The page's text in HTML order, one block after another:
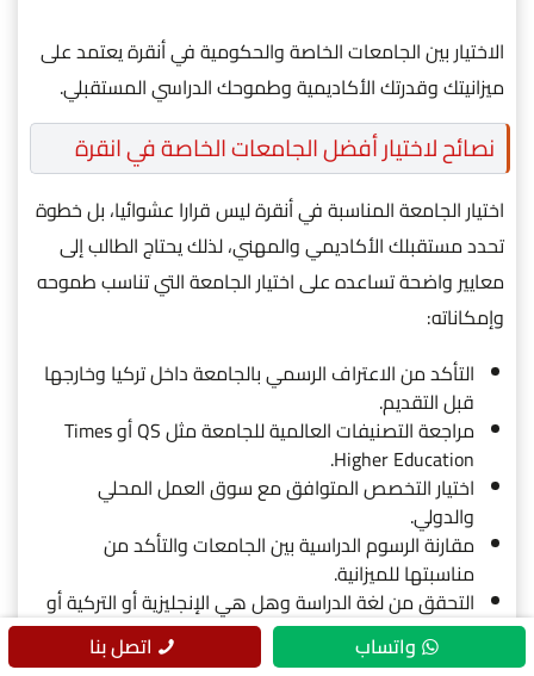
الاختيار بين الجامعات الخاصة والحكومية في أنقرة يعتمد على
ميزانيتك وقدرتك الأكاديمية وطموحك الدراسي المستقبلي.
نصائح لاختيار أفضل الجامعات الخاصة في انقرة
اختيار الجامعة المناسبة في أنقرة ليس قرارا عشوائيا، بل خطوة
تحدد مستقبلك الأكاديمي والمهني، لذلك يحتاج الطالب إلى
معايير واضحة تساعده على اختيار الجامعة التي تناسب طموحه
وإمكاناته:
التأكد من الاعتراف الرسمي بالجامعة داخل تركيا وخارجها
قبل التقديم.
مراجعة التصنيفات العالمية للجامعة مثل QS أو Times
Higher Education.
اختيار التخصص المتوافق مع سوق العمل المحلي
والدولي.
مقارنة الرسوم الدراسية بين الجامعات والتأكد من
مناسبتها للميزانية.
التحقق من لغة الدراسة وهل هي الإنجليزية أو التركية أو
كلاهما.
دراسة جودة التدريب العملي والفرص المتاحة داخل
واتساب اتصل بنا